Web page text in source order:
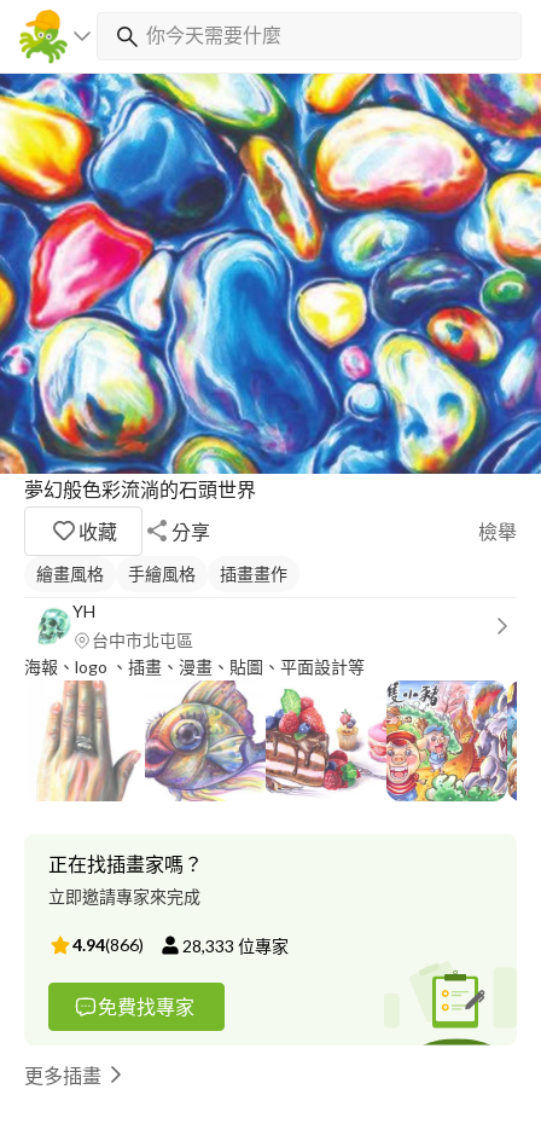
夢幻般色彩流淌的石頭世界
收藏
分享 檢舉
繪畫風格 手繪風格
插畫畫作
YH
台中市北屯區
海報、logo 、插畫、漫畫、貼圖、平面設計等
正在找插畫家嗎？
立即邀請專家來完成
4.94(866) 28,333 位專家
免費找專家
更多插畫